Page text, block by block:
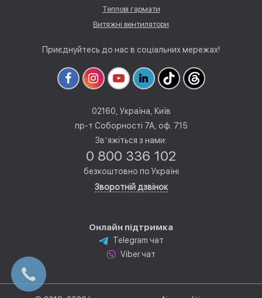
Теплові гармати
Витяжні вентилятори
Приєднуйтесь до нас в соціальних мережах!
02160, Україна, Київ
пр-т Соборності 7А, оф. 715
Звʼяжіться з нами:
0 800 336 102
безкоштовно по Україні
Зворотній дзвінок
Онлайн підтримка
Telegram чат
Viber чат